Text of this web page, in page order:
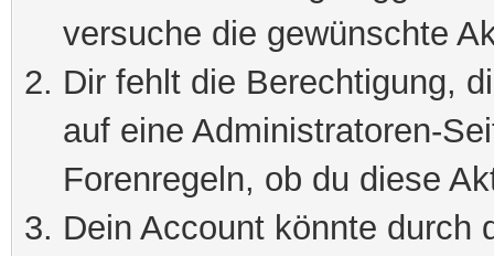
versuche die gewünschte
Dir fehlt die Berechtigung,
auf eine Administratoren-
Forenregeln, ob du diese
Dein Account könnte durch